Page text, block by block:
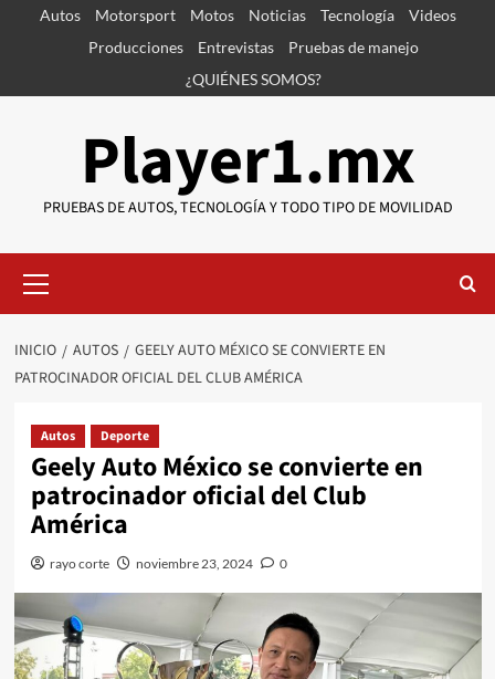
SaltarAutos Motorsport Motos Noticias Tecnología
Videos
Producciones
Entrevistas
Pruebas de manejo
¿QUIÉNES SOMOS?
Player1.mx
PRUEBAS DE AUTOS, TECNOLOGÍA Y TODO TIPO DE MOVILIDAD
primario
INICIO AUTOS
GEELY AUTO MÉXICO SE CONVIERTE EN
PATROCINADOR OFICIAL DEL CLUB AMÉRICA
Autos Deporte
Geely Auto México se convierte en
patrocinador oficial del Club
América
rayo corte noviembre 23, 2024 0